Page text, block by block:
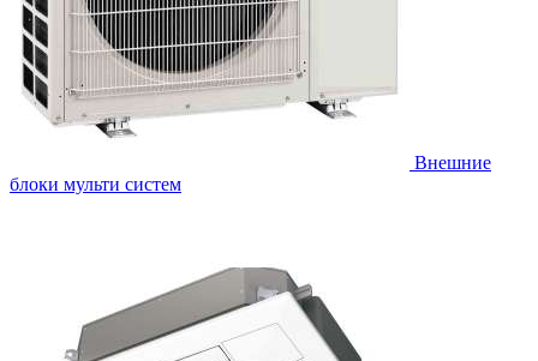
Внешние
блоки мульти систем